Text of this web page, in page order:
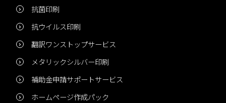
抗菌印刷
抗ウイルス印刷
翻訳ワンストップサービス
メタリックシルバー印刷
補助金申請サポートサービス
ホームページ作成パック